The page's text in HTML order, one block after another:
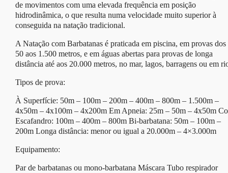
de movimentos com uma elevada frequência em posição
hidrodinâmica, o que resulta numa velocidade muito superior à
conseguida na natação tradicional.
A Natação com Barbatanas é praticada em piscina, em provas dos
50 aos 1.500 metros, e em águas abertas para provas de longa
distância até aos 20.000 metros, no mar, lagos, barragens ou em
Tipos de prova:
À Superfície: 50m – 100m – 200m – 400m – 800m – 1.500m –
4x50m – 4x100m – 4x200m Em Apneia: 25m – 50m – 4x50m
Escafandro: 100m – 400m – 800m Bi-barbatana: 50m – 100m –
200m Longa distância: menor ou igual a 20.000m – 4×3.000m
Equipamento:
Par de barbatanas ou mono-barbatana Máscara Tubo respirador